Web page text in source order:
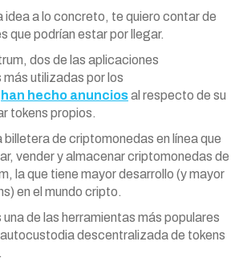
idea a lo concreto, te quiero contar de
que podrían estar por llegar.
dos de las aplicaciones
utilizadas por los
han hecho anunciosal respecto de su
tokens propios.
billetera de criptomonedas en línea que
vender y almacenar criptomonedas de
la que tiene mayor desarrollo (y mayor
en el mundo cripto.
una de las herramientas más populares
descentralizada de tokens